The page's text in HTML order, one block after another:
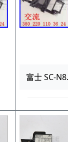
富士 SC-